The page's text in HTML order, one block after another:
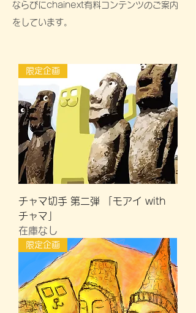
ならびにchainext有料コンテンツのご案内
をしています。
限定企画
チャマ切手 第二弾 「モアイ with
チャマ」
在庫なし
限定企画